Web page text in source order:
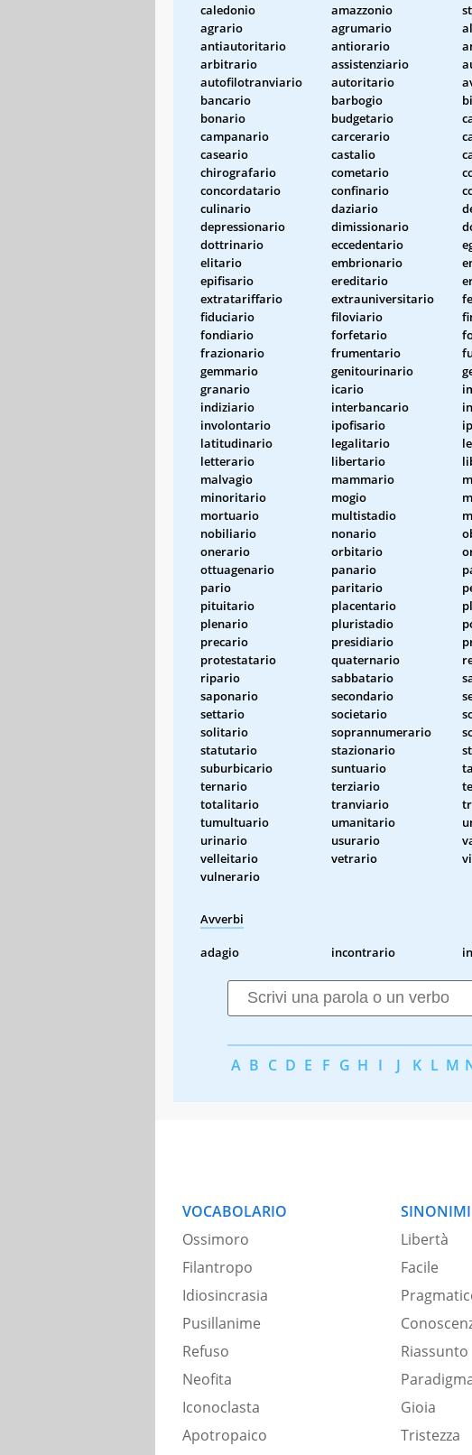
caledonio amazzonio
agrario
agrumario
antiautoritario
antiorario
arbitrario
assistenziario
autofilotranviario
autoritario
bancario
barbogio
bonario
budgetario
campanario
carcerario
caseario
castalio
chirografario
cometario
concordatario
confinario
culinario
daziario
depressionario
dimissionario
dottrinario
eccedentario
elitario
embrionario
epifisario
ereditario
extratariffario
extrauniversitario
fiduciario
filoviario
fondiario
forfetario
frazionario
frumentario
gemmario
genitourinario
granario
icario
indiziario
interbancario
involontario
ipofisario
latitudinario
legalitario
letterario
libertario
malvagio
mammario
minoritario
mogio
mortuario
multistadio
nobiliario
nonario
onerario
orbitario
ottuagenario
panario
pario
paritario
pituitario
placentario
plenario
pluristadio
precario
presidiario
protestatario
quaternario
ripario
sabbatario
saponario
secondario
settario
societario
solitario
soprannumerario
statutario
stazionario
suburbicario
suntuario
ternario
terziario
totalitario
tranviario
tumultuario
umanitario
urinario
usurario
velleitario
vetrario
vulnerario
Avverbi
adagio incontrario
A B C D E F G H I J K L M
VOCABOLARIO
Ossimoro
Filantropo
Idiosincrasia
Pusillanime
Refuso
Neofita
Iconoclasta
Apotropaico
SINONIMI
Libertà
Facile
Riassunto
Gioia
Tristezza